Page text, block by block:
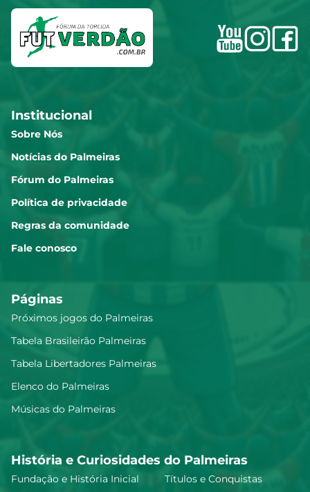
Institucional
Sobre Nós
Notícias do Palmeiras
Fórum do Palmeiras
Política de privacidade
Regras da comunidade
Fale conosco
Páginas
Próximos jogos do Palmeiras
Tabela Brasileirão Palmeiras
Tabela Libertadores Palmeiras
Elenco do Palmeiras
Músicas do Palmeiras
História e Curiosidades do Palmeiras
Fundação e História Inicial
Títulos e Conquistas